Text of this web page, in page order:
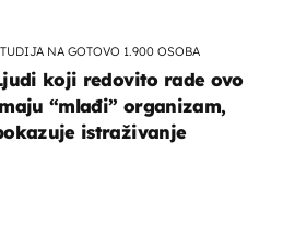
NA GOTOVO 1.900 OSOBA
koji redovito rade ovo
“mlađi” organizam,
istraživanje